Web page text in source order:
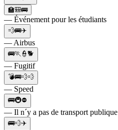
🏫🎒🚌
— Événement pour les étudiants
💨🚌✈️
— Airbus
🚌🏃👮🐕
— Fugitif
💣🚌💨💨
— Speed
🚌🚇⛔
— Il n´y a pas de transport publique
🚌💨✈️